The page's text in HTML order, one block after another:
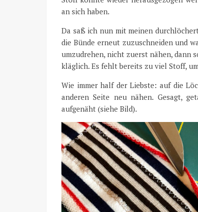
an sich haben.
Da saß ich nun mit meinen
die Bünde erneut zuzuschneiden und
umzudrehen, nicht zuerst nähen, dann
kläglich. Es fehlt bereits zu viel Stoff,
Wie immer half der Liebste: auf die
anderen Seite neu nähen. Gesagt,
aufgenäht (siehe Bild).